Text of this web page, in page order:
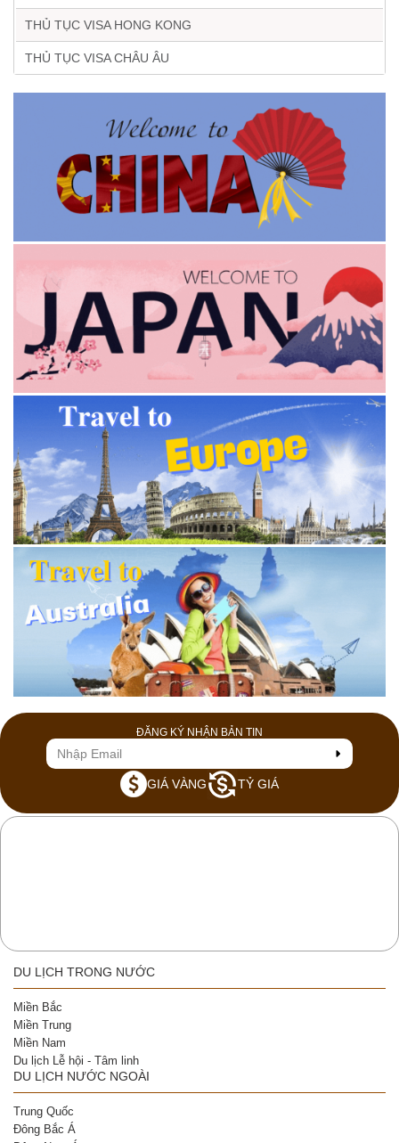
THỦ TỤC VISA HONG KONG
THỦ TỤC VISA CHÂU ÂU
ĐĂNG KÝ NHẬN BẢN TIN
GIÁ VÀNG TỶ GIÁ
DU LỊCH TRONG NƯỚC
Miền Bắc
Miền Trung
Miền Nam
Du lịch Lễ hội - Tâm linh
DU LỊCH NƯỚC NGOÀI
Trung Quốc
Đông Bắc Á